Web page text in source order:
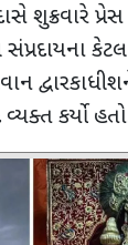
શુક્રવારે
કર્યો